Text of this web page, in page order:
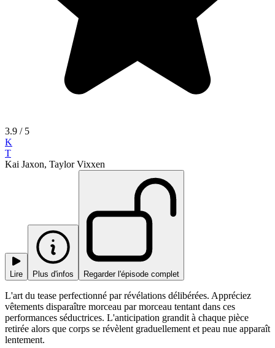
3.9 / 5
K
T
Kai Jaxon, Taylor Vixxen
Lire Plus d'infos Regarder l'épisode complet
L'art du tease perfectionné par révélations délibérées. Appréciez
vêtements disparaître morceau par morceau tentant dans ces
performances séductrices. L'anticipation grandit à chaque pièce
retirée alors que corps se révèlent graduellement et peau nue apparaît
lentement.